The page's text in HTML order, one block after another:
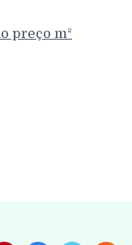
preço m²